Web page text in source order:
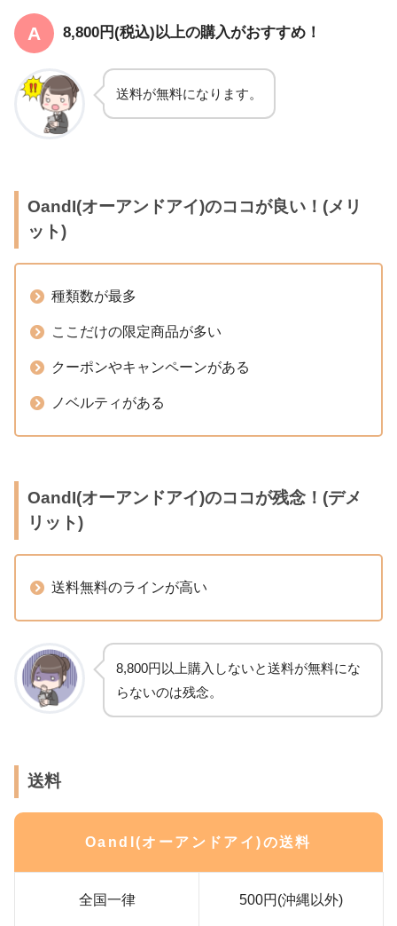
8,800円(税込)以上の購入がおすすめ！
送料が無料になります。
OandI(オーアンドアイ)のココが良い！(メリ
ット)
種類数が最多
ここだけの限定商品が多い
クーポンやキャンペーンがある
ノベルティがある
OandI(オーアンドアイ)のココが残念！(デメ
リット)
送料無料のラインが高い
8,800円以上購入しないと送料が無料にな
らないのは残念。
送料
OandI(オーアンドアイ)の送料
全国一律 500円(沖縄以外)